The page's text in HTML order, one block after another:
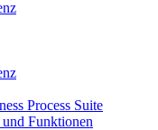
Process Suite
Funktionen